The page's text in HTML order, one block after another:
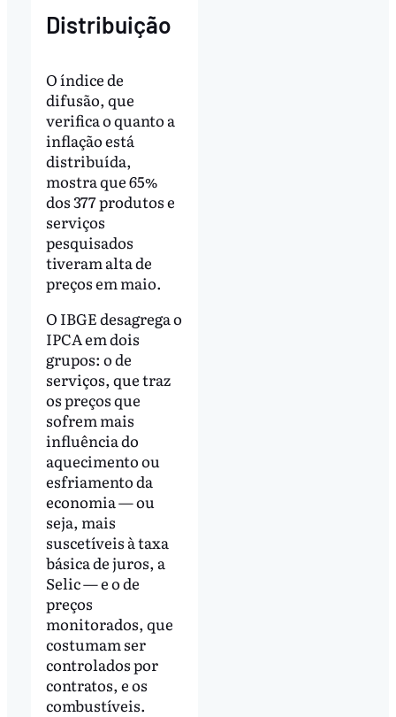
Distribuição
O índice de
difusão, que
verifica o quanto a
inflação está
distribuída,
mostra que 65%
dos 377 produtos e
serviços
pesquisados
tiveram alta de
preços em maio.
O IBGE desagrega o
IPCA em dois
grupos: o de
serviços, que traz
os preços que
sofrem mais
influência do
aquecimento ou
esfriamento da
economia — ou
seja, mais
suscetíveis à taxa
básica de juros, a
Selic — e o de
preços
monitorados, que
costumam ser
controlados por
contratos, e os
combustíveis.